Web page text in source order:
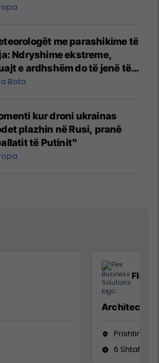
me parashikime të
Ndryshime ekstreme,
e ardhshëm do të jenë të
Bota
kur droni ukrainas
plazhin në Rusi, pranë
të Putinit"
Flex
Architect
Prishtinë
6 Shtator